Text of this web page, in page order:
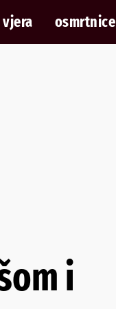
vjera osmrtnice
i